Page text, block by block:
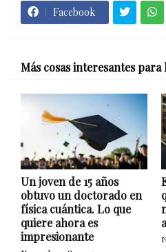
Facebook
Más cosas interesantes para
Un joven de 15 años
obtuvo un doctorado en
física cuántica. Lo que
quiere ahora es
impresionante